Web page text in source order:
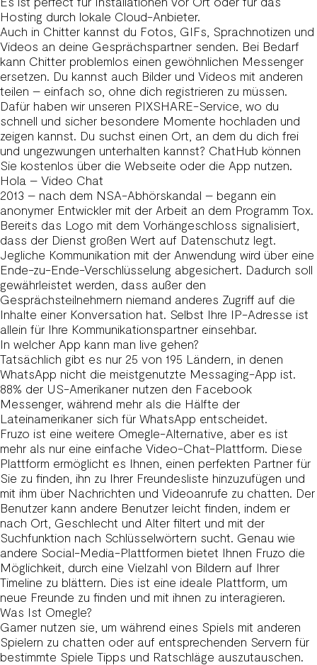
Hosting durch lokale Cloud-Anbieter.
Auch in Chitter kannst du Fotos, GIFs, Sprachnotizen und
Videos an deine Gesprächspartner senden. Bei Bedarf
kann Chitter problemlos einen gewöhnlichen Messenger
ersetzen. Du kannst auch Bilder und Videos mit anderen
teilen – einfach so, ohne dich registrieren zu müssen.
Dafür haben wir unseren PIXSHARE-Service, wo du
schnell und sicher besondere Momente hochladen und
zeigen kannst. Du suchst einen Ort, an dem du dich frei
und ungezwungen unterhalten kannst? ChatHub können
Sie kostenlos über die Webseite oder die App nutzen.
Hola – Video Chat
2013 – nach dem NSA-Abhörskandal – begann ein
anonymer Entwickler mit der Arbeit an dem Programm Tox.
Bereits das Logo mit dem Vorhängeschloss signalisiert,
dass der Dienst großen Wert auf Datenschutz legt.
Jegliche Kommunikation mit der Anwendung wird über eine
Ende-zu-Ende-Verschlüsselung abgesichert. Dadurch soll
gewährleistet werden, dass außer den
Gesprächsteilnehmern niemand anderes Zugriff auf die
Inhalte einer Konversation hat. Selbst Ihre IP-Adresse ist
allein für Ihre Kommunikationspartner einsehbar.
In welcher App kann man live gehen?
Tatsächlich gibt es nur 25 von 195 Ländern, in denen
WhatsApp nicht die meistgenutzte Messaging-App ist.
88% der US-Amerikaner nutzen den Facebook
Messenger, während mehr als die Hälfte der
Lateinamerikaner sich für WhatsApp entscheidet.
Fruzo ist eine weitere Omegle-Alternative, aber es ist
mehr als nur eine einfache Video-Chat-Plattform. Diese
Plattform ermöglicht es Ihnen, einen perfekten Partner für
Sie zu finden, ihn zu Ihrer Freundesliste hinzuzufügen und
mit ihm über Nachrichten und Videoanrufe zu chatten. Der
Benutzer kann andere Benutzer leicht finden, indem er
nach Ort, Geschlecht und Alter filtert und mit der
Suchfunktion nach Schlüsselwörtern sucht. Genau wie
andere Social-Media-Plattformen bietet Ihnen Fruzo die
Möglichkeit, durch eine Vielzahl von Bildern auf Ihrer
Timeline zu blättern. Dies ist eine ideale Plattform, um
neue Freunde zu finden und mit ihnen zu interagieren.
Was Ist Omegle?
Gamer nutzen sie, um während eines Spiels mit anderen
Spielern zu chatten oder auf entsprechenden Servern für
bestimmte Spiele Tipps und Ratschläge auszutauschen.